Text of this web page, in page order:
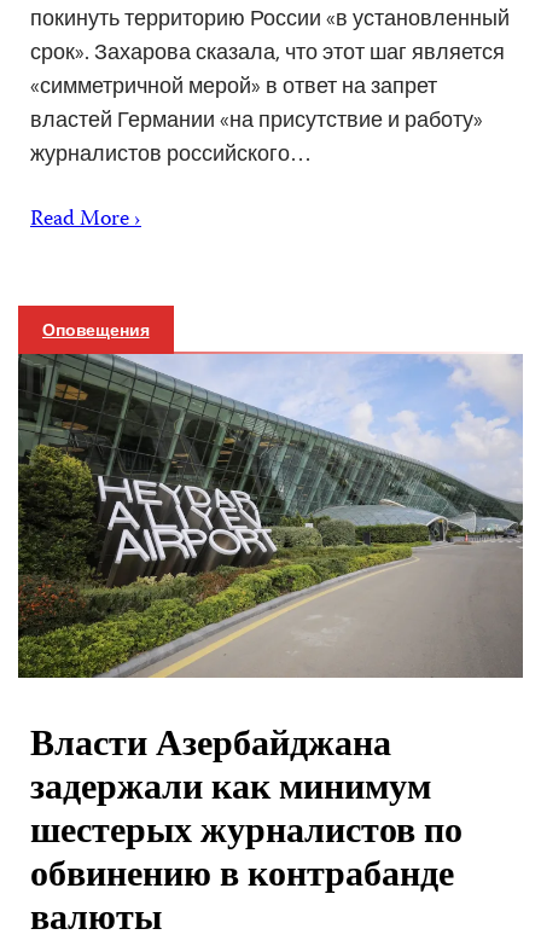
покинуть территорию России «в установленный
срок». Захарова сказала, что этот шаг является
«симметричной мерой» в ответ на запрет
властей Германии «на присутствие и работу»
журналистов российского…
Read More ›
Оповещения
Власти Азербайджана
задержали как минимум
шестерых журналистов по
обвинению в контрабанде
валюты